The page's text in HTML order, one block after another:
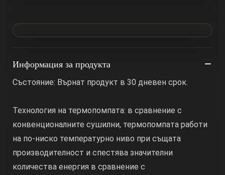
Информация за продукта
Състояние: Върнат продукт в 30 дневен срок.
Технология на термопомпата: в сравнение с
конвенционалните сушилни, термопомпата работи
на по-ниско температурно ниво при същата
производителност и спестява значителни
количества енергия в сравнение с